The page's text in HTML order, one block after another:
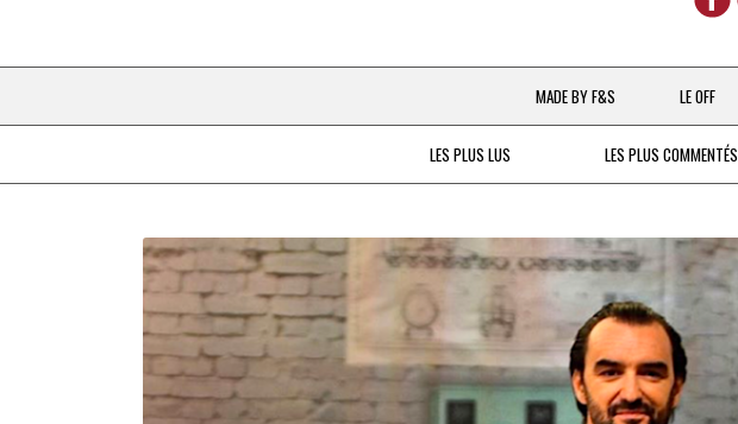
MADE BY F&S
CHEFS & ACTUALITÉS
À LA PETITE CUILLÈRE
DESTIN DE FEMME
V…DE VOYAGE
LE OFF
LES PLUS LUS LES PLUS COMMENTÉS